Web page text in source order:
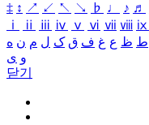
‡ ↕ ↗ ↙ ↖ ↘ ♭ ♩ ♪ ♬
ⅰ
ⅱ ⅲ ⅳ ⅴ ⅵ ⅶ ⅷ ⅸ
ط ظ ع غ ف ق ک ل م ن ه
و ی
닫기